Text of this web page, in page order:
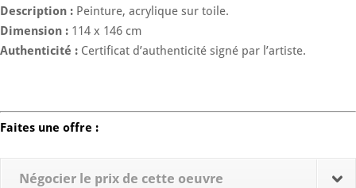
de
Sisyphe
Description : Peinture, acrylique sur toile.
Dimension : 114 x 146 cm
Authenticité : Certificat d’authenticité signé par l’artiste.
Faites une offre :
Négocier le prix de cette oeuvre